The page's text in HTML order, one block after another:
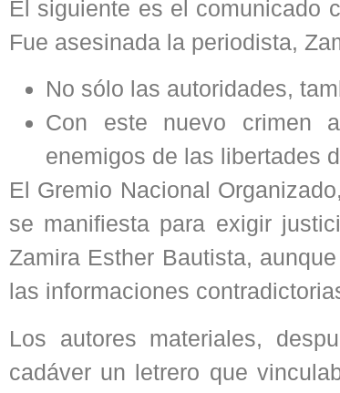
El siguiente es el comunicado
Fue asesinada la periodista,
No sólo las autoridades,
Con este nuevo crimen
enemigos de las libertades
El Gremio Nacional
se manifiesta para exigir
Zamira Esther Bautista,
las informaciones
Los autores materiales,
cadáver un letrero que